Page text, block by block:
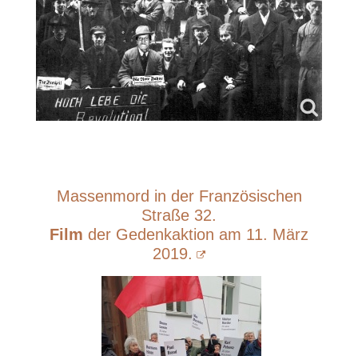
Massenmord in der Französischen
Straße 32.
Film der Gedenkaktion am 11. März
2019.